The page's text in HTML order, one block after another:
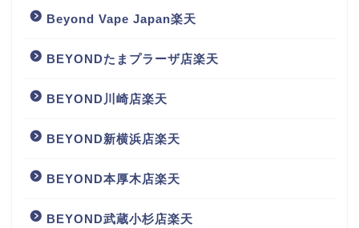
Beyond Vape Japan楽天
BEYONDたまプラーザ店楽天
BEYOND川崎店楽天
BEYOND新横浜店楽天
BEYOND本厚木店楽天
BEYOND武蔵小杉店楽天